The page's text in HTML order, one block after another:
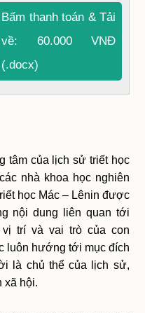
Bấm thanh toán & Tải
về: 60.000 VNĐ
(.docx)
tâm của lịch sử triết học
nhà khoa học nghiên
học Mác – Lênin được
nội dung liên quan tới
trí và vai trò của con
luôn hướng tới mục đích
là chủ thể của lịch sử,
xã hội.